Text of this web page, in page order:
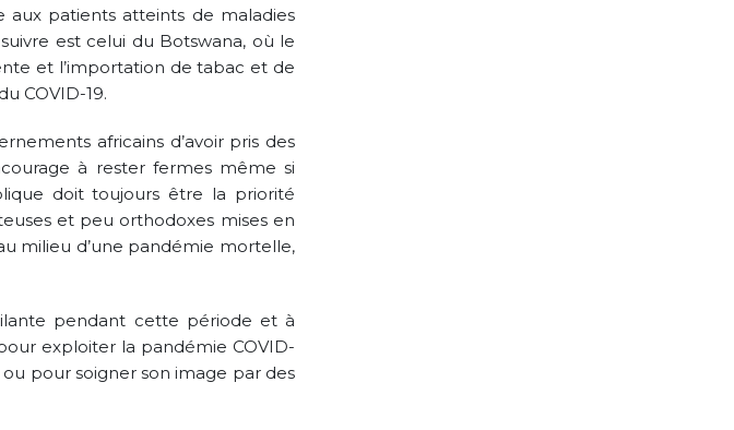
aux patients atteints de maladies
est celui du Botswana, où le
et l’importation de tabac et de
COVID-19.
africains d’avoir pris des
à rester fermes même si
doit toujours être la priorité
et peu orthodoxes mises en
milieu d’une pandémie mortelle,
pendant cette période et à
exploiter la pandémie COVID-
pour soigner son image par des